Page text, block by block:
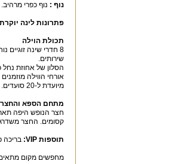
נוף : נוף כפרי מרהיב.
פתרונות לינה
תכולת הוילה
שירותים.
הסלון של אחוזת נחל
מיועדת ל-20 סועדים.
מתחם הספא והחצר
חצר הנופש היפה
קסומים. החצר
תוספות VIP: בריכה
מחפשים מקום